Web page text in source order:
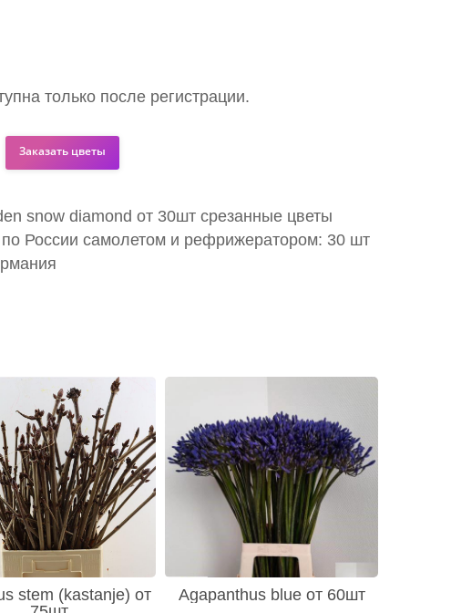
только после регистрации.
Заказать цветы
snow diamond от 30шт срезанные цветы
по России самолетом и рефрижератором: 30 шт
stem (kastanje) от
Agapanthus blue от 60шт